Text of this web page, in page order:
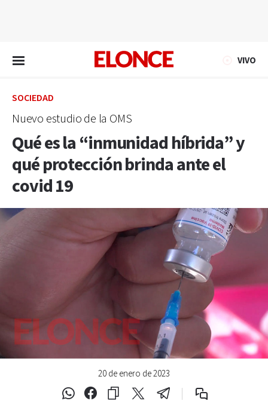
VIVO
SOCIEDAD
Nuevo estudio de la OMS
Qué es la “inmunidad híbrida” y
qué protección brinda ante el
covid 19
20 de enero de 2023